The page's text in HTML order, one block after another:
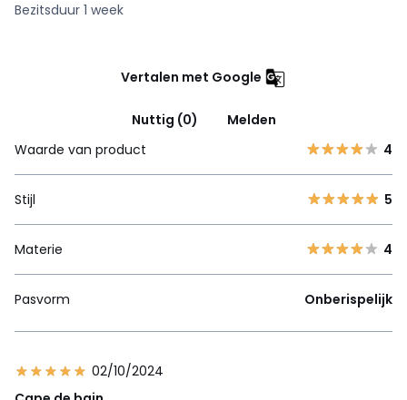
Bezitsduur 1 week
Vertalen met Google
Nuttig (0)
Melden
Waarde van product
4
Stijl 5
Materie 4
Pasvorm Onberispelijk
02/10/2024